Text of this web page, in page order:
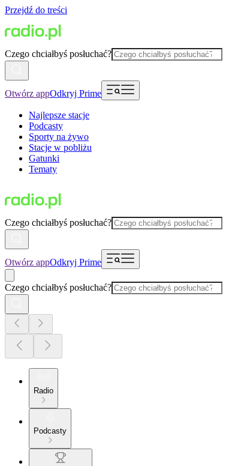
Przejdź do treści
Czego chciałbyś posłuchać?
Otwórz appOdkryj Prime
Najlepsze stacje
Podcasty
Sporty na żywo
Stacje w pobliżu
Gatunki
Tematy
Czego chciałbyś posłuchać?
Otwórz appOdkryj Prime
Czego chciałbyś posłuchać?
Radio
Podcasty